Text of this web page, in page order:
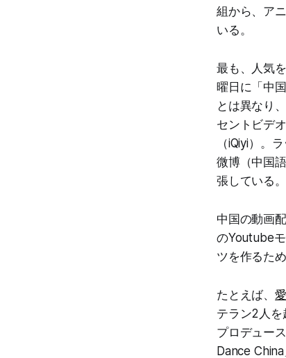
組から、ア
いる。
最も、人気
曜日に「中
とは異なり
セントビデ
（iQiyi）。
微博（中国
張している。
中国の動画
のYoutube
ツを作るた
たとえば、
テラン2人
プロデュー
Dance